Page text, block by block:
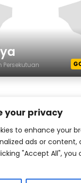
your privacy
to enhance your
ads or content,
"Accept All", you
Persekutuan